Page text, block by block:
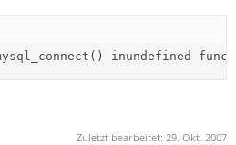
inundefined
Zuletzt bearbeitet: 29. Okt. 2007